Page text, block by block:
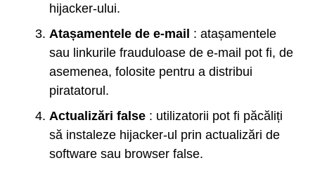
hijacker-ului.
Atașamentele de e-mail : atașamentele
sau linkurile frauduloase de e-mail pot fi, de
asemenea, folosite pentru a distribui
piratatorul.
Actualizări false : utilizatorii pot fi păcăliți
să instaleze hijacker-ul prin actualizări de
software sau browser false.